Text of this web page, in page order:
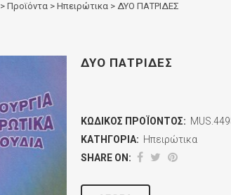
> Προϊόντα > Ηπειρώτικα > ΔΥΟ ΠΑΤΡΙΔΕΣ
ΔΥΟ ΠΑΤΡΙΔΕΣ
ΚΩΔΙΚΌΣ ΠΡΟΪΌΝΤΟΣ:
ΚΑΤΗΓΟΡΊΑ: Ηπειρώτικα
SHARE ON: